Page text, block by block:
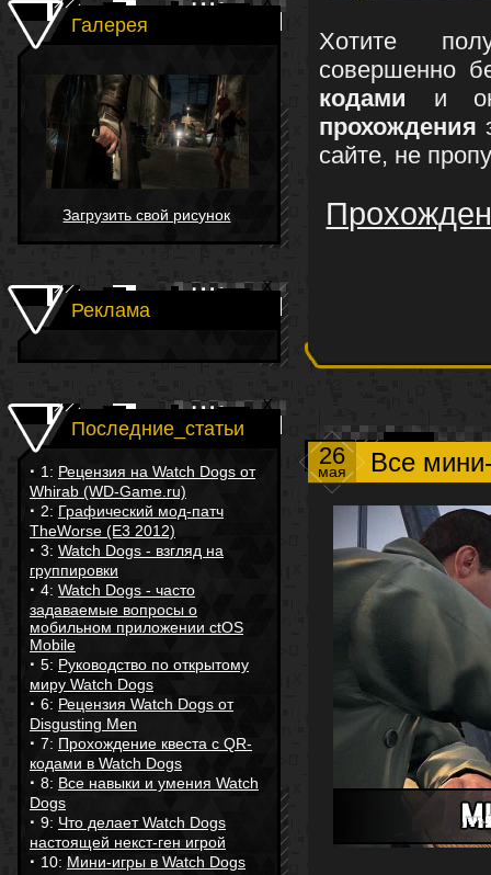
Галерея
Загрузить свой рисунок
Реклама
Последние_статьи
· 1: Рецензия на Watch Dogs от
Whirab (WD-Game.ru)
· 2: Графический мод-патч
TheWorse (E3 2012)
· 3: Watch Dogs - взгляд на
группировки
· 4: Watch Dogs - часто
задаваемые вопросы о
мобильном приложении ctOS
Mobile
· 5: Руководство по открытому
миру Watch Dogs
· 6: Рецензия Watch Dogs от
Disgusting Men
· 7: Прохождение квеста с QR-
кодами в Watch Dogs
· 8: Все навыки и умения Watch
Dogs
· 9: Что делает Watch Dogs
настоящей некст-ген игрой
· 10: Мини-игры в Watch Dogs
Хотите
совершенно
кодами и
прохождения
сайте, не
26
мая Все